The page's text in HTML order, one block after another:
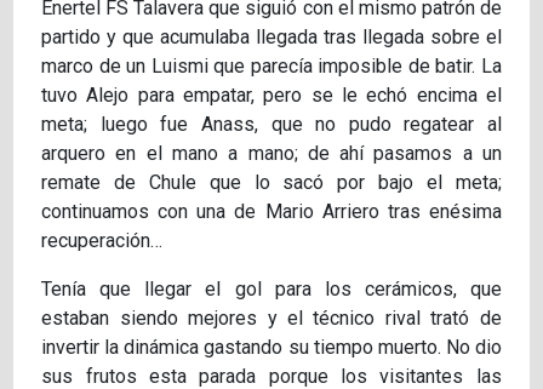
Enertel FS Talavera que siguió con el mismo patrón de
partido y que acumulaba llegada tras llegada sobre el
marco de un Luismi que parecía imposible de batir. La
tuvo Alejo para empatar, pero se le echó encima el
meta; luego fue Anass, que no pudo regatear al
arquero en el mano a mano; de ahí pasamos a un
remate de Chule que lo sacó por bajo el meta;
continuamos con una de Mario Arriero tras enésima
recuperación…
Tenía que llegar el gol para los cerámicos, que
estaban siendo mejores y el técnico rival trató de
invertir la dinámica gastando su tiempo muerto. No dio
sus frutos esta parada porque los visitantes las